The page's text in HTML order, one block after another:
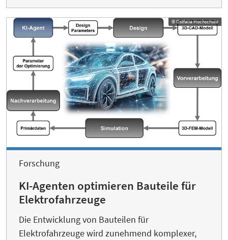
© Ostfalia Hochschule
Forschung
KI-Agenten optimieren Bauteile für
Elektrofahrzeuge
Die Entwicklung von Bauteilen für
Elektrofahrzeuge wird zunehmend komplexer,